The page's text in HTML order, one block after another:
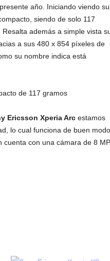
año. Iniciando viendo
siendo de solo 117
además a simple vista
a sus 480 x 854 píxeles de
su nombre indica está
Ericsson Xperia Arcestamos
lo cual funciona de buen modo
cuenta con una cámara de 8 MP